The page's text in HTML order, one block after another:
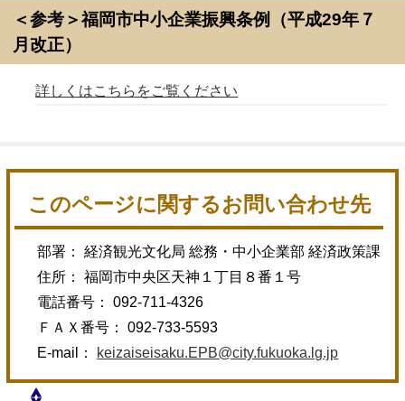
＜参考＞福岡市中小企業振興条例（平成29年７
月改正）
詳しくはこちらをご覧ください
このページに関するお問い合わせ先
部署： 経済観光文化局 総務・中小企業部 経済政策課
住所： 福岡市中央区天神１丁目８番１号
電話番号： 092-711-4326
ＦＡＸ番号： 092-733-5593
E-mail：
keizaiseisaku.EPB@city.fukuoka.lg.jp